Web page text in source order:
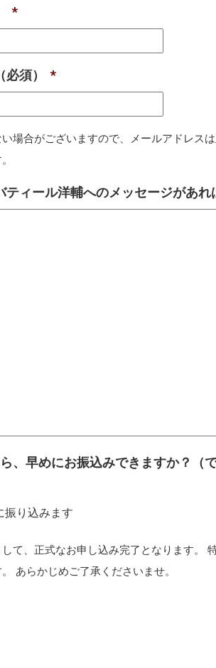
*
須） *
場合がございますので、メールアドレス
ティール洋輔へのメッセージがあれ
、早めにお振込みできますか？（
振り込みます
て、正式なお申し込み完了となります。
あらかじめご了承くださいませ。